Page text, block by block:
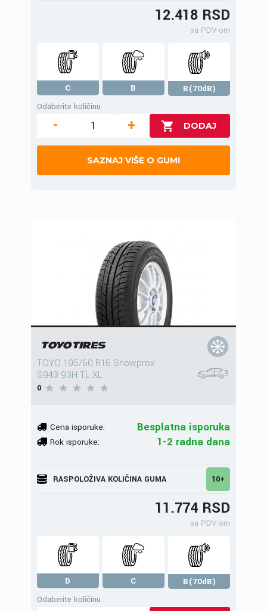
12.418 RSD
sa PDV-om
C B
B(70dB)
Odaberite količinu
- +
SAZNAJ VIŠE O GUMI
TOYO 195/60 R16 Snowprox
S943 93H TL XL
0
Cena isporuke: Besplatna isporuka
Rok isporuke: 1-2 radna dana
RASPOLOŽIVA KOLIČINA GUMA 10+
11.774 RSD
sa PDV-om
D C
B(70dB)
Odaberite količinu